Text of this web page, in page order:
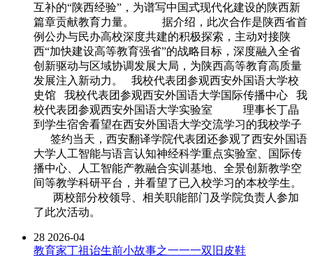
互补的“陕西经验”，为谱写中国式现代化建设的陕西新
篇章贡献教育力量。 据介绍，此次合作是陕西省首
例公办与民办高校深度共建的积极探索，主动对接陕
西“加快建设高等教育强省”的战略目标，深度融入全省
创新驱动与区域协调发展大局，为陕西高等教育高质量
发展注入新动力。 我校代表团参观西安外国语大学校
史馆 我校代表团参观西安外国语大学国际传播中心 我
校代表团参观西安外国语大学实验室 理事长丁晶
到学生宿舍看望在西安外国语大学交流学习的我校学子
签约当天，西安翻译学院代表团还参观了西安外国语
大学人工智能与语言认知神经科学重点实验室、国际传
播中心、人工智能产教融合实训基地、全景创新教学空
间等教学科研平台，并看望了已入校学习的本校学生。
两校部分校领导、相关职能部门及学院负责人参加
了此次活动。
28 2026-04
教育家丁祖诒生前小故事之一一一双旧皮鞋